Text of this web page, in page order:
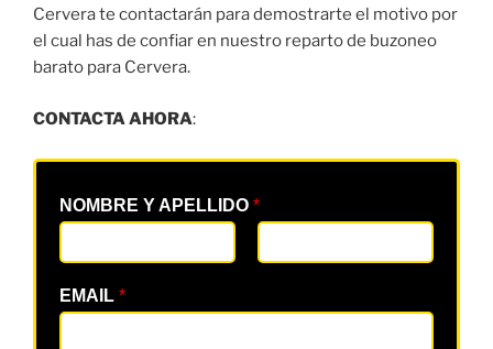
Cervera te contactarán para demostrarte el motivo por
el cual has de confiar en nuestro reparto de buzoneo
barato para Cervera.
CONTACTA AHORA:
NOMBRE Y APELLIDO *
EMAIL *